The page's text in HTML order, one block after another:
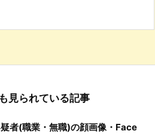
見られている記事
疑者(職業・無職)の顔画像・Face